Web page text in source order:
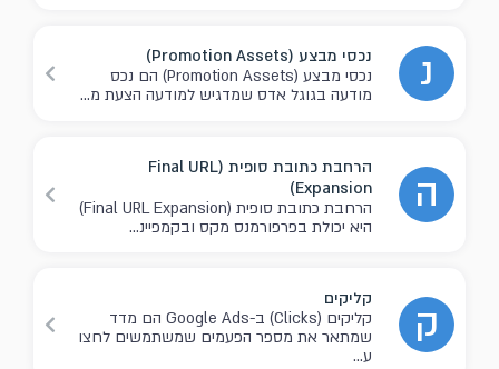
נ
נכסי מבצע (Promotion Assets)
נכסי מבצע (Promotion Assets) הם נכס
מודעה בגוגל אדס שמדגיש למודעה הצעת מ...
ה
הרחבת כתובת סופית (Final URL
Expansion)
הרחבת כתובת סופית (Final URL Expansion)
היא יכולת בפרפורמנס מקס ובקמפיינ...
ק
קליקים
קליקים (Clicks) ב-Google Ads הם מדד
שמתאר את מספר הפעמים שמשתמשים לחצו
ע...